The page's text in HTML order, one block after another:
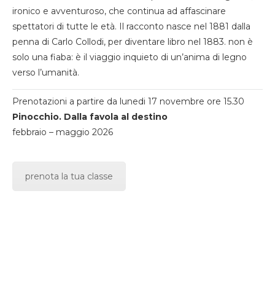
ironico e avventuroso, che continua ad affascinare
spettatori di tutte le età. Il racconto nasce nel 1881 dalla
penna di Carlo Collodi, per diventare libro nel 1883. non è
solo una fiaba: è il viaggio inquieto di un’anima di legno
verso l’umanità.
Prenotazioni a partire da lunedi 17 novembre ore 15.30
Pinocchio. Dalla favola al destino
febbraio – maggio 2026
prenota la tua classe